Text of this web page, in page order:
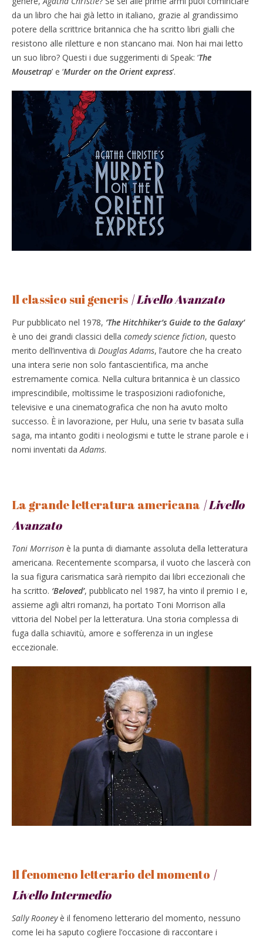
da un libro che hai già letto in italiano, grazie al grandissimo
potere della scrittrice britannica che ha scritto libri gialli che
resistono alle riletture e non stancano mai. Non hai mai letto
un suo libro? Questi i due suggerimenti di Speak: ‘The
Mousetrap’ e ‘Murder on the Orient express’.
Il classico sui generis | Livello Avanzato
Pur pubblicato nel 1978, ’The Hitchhiker’s Guide to the Galaxy’
è uno dei grandi classici della comedy science fiction, questo
merito dell’inventiva di Douglas Adams, l’autore che ha creato
una intera serie non solo fantascientifica, ma anche
estremamente comica. Nella cultura britannica è un classico
imprescindibile, moltissime le trasposizioni radiofoniche,
televisive e una cinematografica che non ha avuto molto
successo. È in lavorazione, per Hulu, una serie tv basata sulla
saga, ma intanto goditi i neologismi e tutte le strane parole e i
nomi inventati da Adams.
La grande letteratura americana | Livello
Avanzato
Toni Morrison è la punta di diamante assoluta della letteratura
americana. Recentemente scomparsa, il vuoto che lascerà con
la sua figura carismatica sarà riempito dai libri eccezionali che
ha scritto. ‘Beloved’, pubblicato nel 1987, ha vinto il premio I e,
assieme agli altri romanzi, ha portato Toni Morrison alla
vittoria del Nobel per la letteratura. Una storia complessa di
fuga dalla schiavitù, amore e sofferenza in un inglese
eccezionale.
Il fenomeno letterario del momento |
Livello Intermedio
Sally Rooneyè il fenomeno letterario del momento, nessuno
come lei ha saputo cogliere l’occasione di raccontare i